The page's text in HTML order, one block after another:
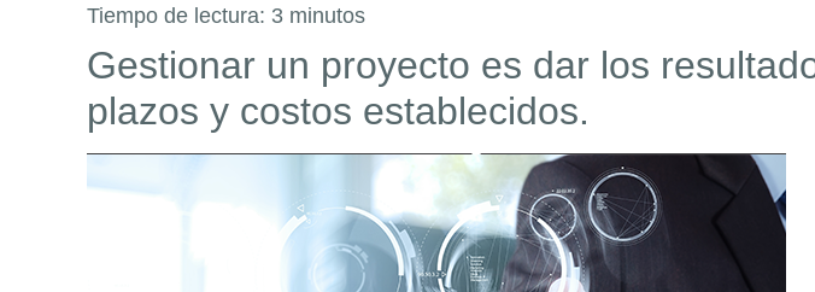
Tiempo de lectura: 3 minutos
Gestionar un proyecto es dar los
plazos y costos establecidos.